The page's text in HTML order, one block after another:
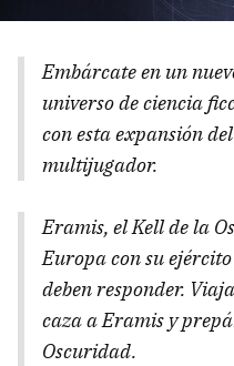
Embárcate en un
universo de ciencia
con esta expansión
multijugador.
Eramis, el Kell de la
Europa con su
deben responder.
caza a Eramis y
Oscuridad.